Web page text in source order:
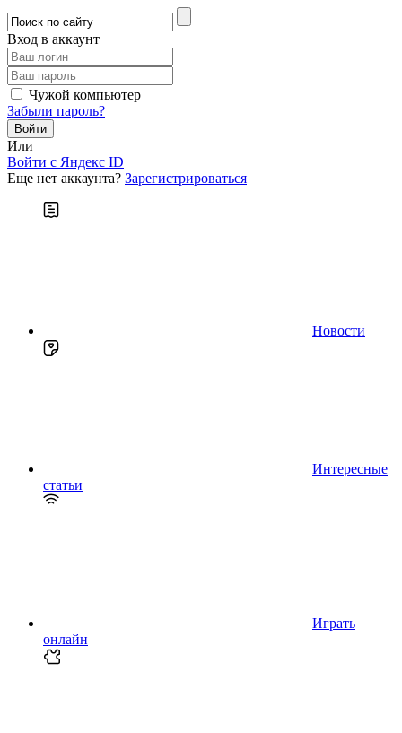
Вход в аккаунт
Чужой компьютер
Забыли пароль?
Или
Войти c Яндекс ID
Еще нет аккаунта? Зарегистрироваться
Новости
Интересные
статьи
Играть
онлайн